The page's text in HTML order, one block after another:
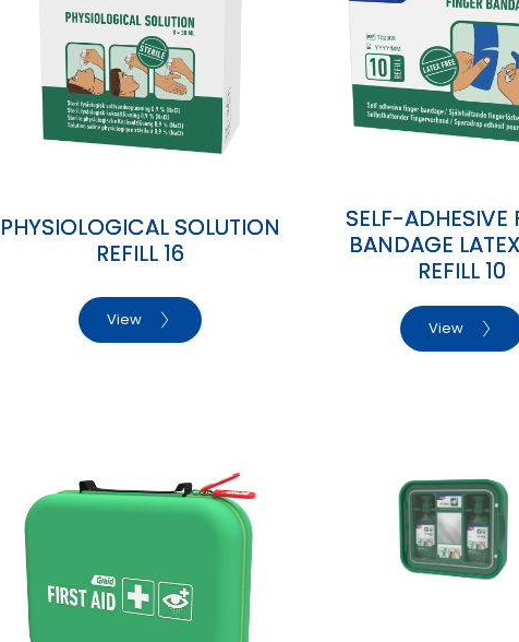
PHYSIOLOGICAL SOLUTION
REFILL 16
View
SELF-ADHESIVE
BANDAGE
REFILL 10
View